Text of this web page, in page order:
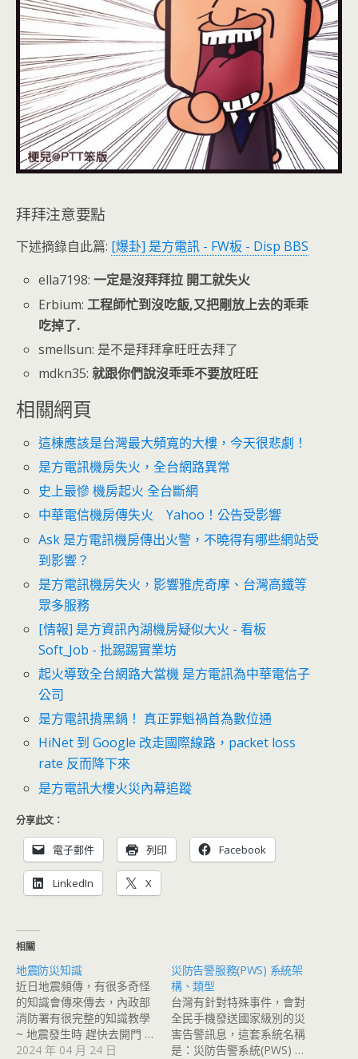
拜拜注意要點
下述摘錄自此篇: [爆卦] 是方電訊 - FW板 - Disp BBS
ella7198:一定是沒拜拜拉 開工就失火
Erbium:工程師忙到沒吃飯,又把剛放上去的乖乖
吃掉了.
smellsun: 是不是拜拜拿旺旺去拜了
mdkn35:就跟你們說沒乖乖不要放旺旺
相關網頁
這棟應該是台灣最大頻寬的大樓，今天很悲劇！
是方電訊機房失火，全台網路異常
史上最慘 機房起火 全台斷網
中華電信機房傳失火 Yahoo！公告受影響
Ask 是方電訊機房傳出火警，不曉得有哪些網站受
到影響？
是方電訊機房失火，影響雅虎奇摩、台灣高鐵等
眾多服務
[情報] 是方資訊內湖機房疑似大火 - 看板
Soft_Job - 批踢踢實業坊
起火導致全台網路大當機 是方電訊為中華電信子
公司
是方電訊揹黑鍋！ 真正罪魁禍首為數位通
HiNet 到 Google 改走國際線路，packet loss
rate 反而降下來
是方電訊大樓火災內幕追蹤
分享此文：
電子郵件 列印 Facebook
LinkedIn X
相關
地震防災知識
近日地震頻傳，有很多奇怪
的知識會傳來傳去，內政部
消防署有很完整的知識教學
~ 地震發生時 趕快去開門 …
2024 年 04 月 24 日
災防告警服務(PWS) 系統架
構、類型
台灣有針對特殊事件，會對
全民手機發送國家級別的災
害告警訊息，這套系統名稱
是：災防告警系統(PWS) …